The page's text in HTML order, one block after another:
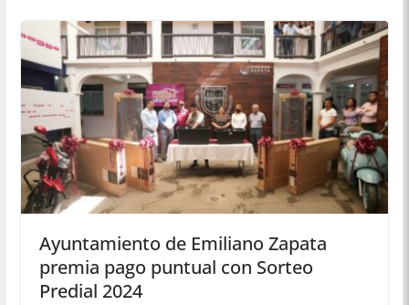
Ayuntamiento de Emiliano Zapata
premia pago puntual con Sorteo
Predial 2024